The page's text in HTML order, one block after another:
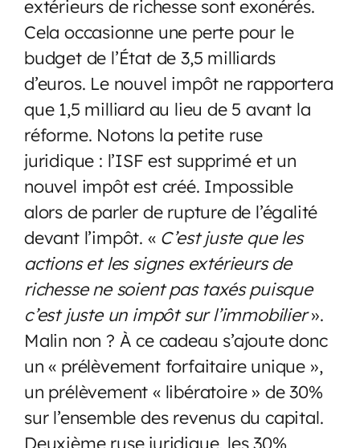
extérieurs de richesse sont exonérés.
Cela occasionne une perte pour le
budget de l’État de 3,5 milliards
d’euros. Le nouvel impôt ne rapportera
que 1,5 milliard au lieu de 5 avant la
réforme. Notons la petite ruse
juridique : l’ISF est supprimé et un
nouvel impôt est créé. Impossible
alors de parler de rupture de l’égalité
devant l’impôt. « C’est juste que les
actions et les signes extérieurs de
richesse ne soient pas taxés puisque
c’est juste un impôt sur l’immobilier».
Malin non ? À ce cadeau s’ajoute donc
un « prélèvement forfaitaire unique »,
un prélèvement « libératoire » de 30%
sur l’ensemble des revenus du capital.
Deuxième ruse juridique, les 30%